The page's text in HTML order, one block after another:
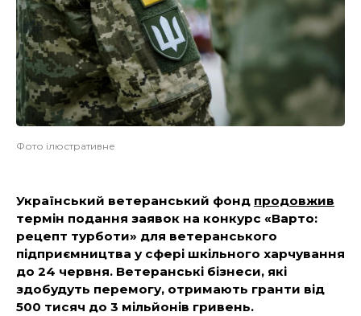
Фото ілюстративне
Український ветеранський фонд продовжив
термін подання заявок на конкурс «Варто:
рецепт турботи» для ветеранського
підприємництва у сфері шкільного харчування
до 24 червня. Ветеранські бізнеси, які
здобудуть перемогу, отримають гранти від
500 тисяч до 3 мільйонів гривень.